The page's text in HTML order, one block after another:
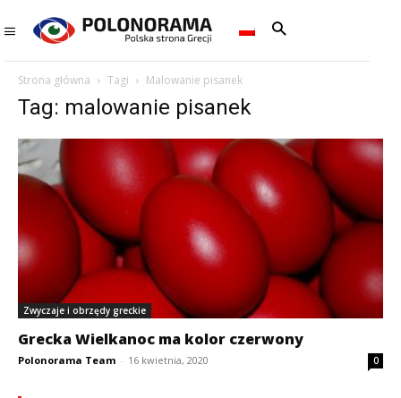
Strona główna Tagi Malowanie pisanek
Tag: malowanie pisanek
Zwyczaje i obrzędy greckie
Grecka Wielkanoc ma kolor czerwony
Polonorama Team - 16 kwietnia, 2020 0